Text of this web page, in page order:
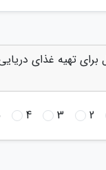
برای تهیه غذای
2
3
4